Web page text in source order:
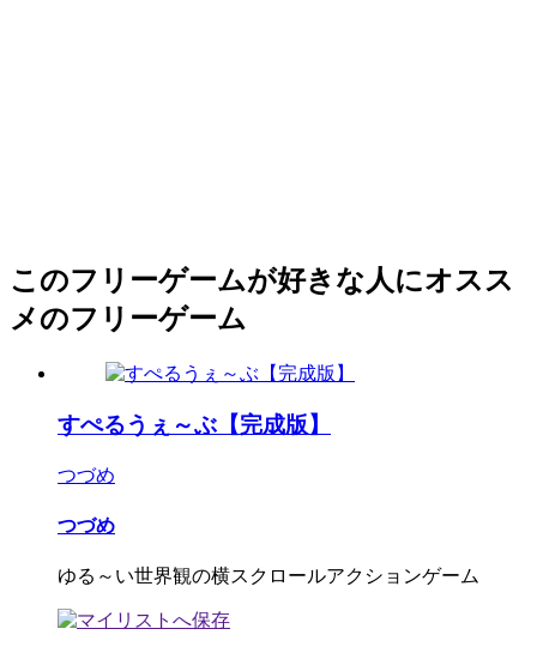
このフリーゲームが好きな人にオスス
メのフリーゲーム
すぺるうぇ～ぶ【完成版】
つづめ
つづめ
ゆる～い世界観の横スクロールアクションゲーム